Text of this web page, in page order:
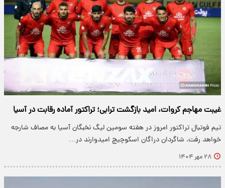
غیبت مهاجم کروات، امید بازگشت ترابی؛ تراکتور آماده رقابت در آسیا
تیم فوتبال تراکتور امروز در هفته سومین لیگ نخبگان آسیا به مصاف شارجه
خواهد رفت. شاگردان دراگان اسکوچیچ امیدوارند در…
۲۸ مهر ۱۴۰۴